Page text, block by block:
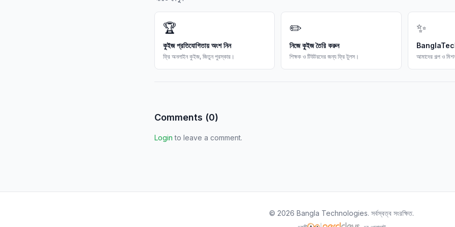
🏆
কুইজ প্রতিযোগিতায় অংশ নিন
ফ্রি অনলাইন কুইজ, জিতুন পুরস্কার।
✏️
নিজে কুইজ তৈরি করুন
শিক্ষক ও টিউটরদের জন্য ফ্রি টুলস।
✨
BanglaTech
আমাদের গল্প ও
Comments (0)
Login to leave a comment.
© 2026 Bangla Technologies. সর্বস্বত্ব সংরক্ষিত.